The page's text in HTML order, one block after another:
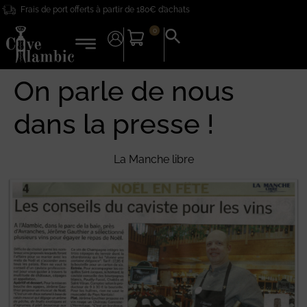
principal
Frais de port offerts à partir de 180€ d’achats
0
Search
for:
On parle de nous
dans la presse !
La Manche libre